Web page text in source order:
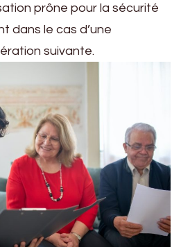
prône pour la sécurité
dans le cas d’une
suivante.